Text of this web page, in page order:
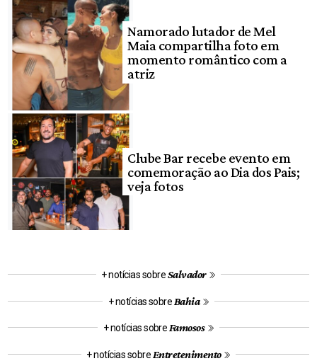
Namorado lutador de Mel
Maia compartilha foto em
momento romântico com a
atriz
Clube Bar recebe evento em
comemoração ao Dia dos Pais;
veja fotos
+ notícias sobreSalvador
+ notícias sobre Bahia
+ notícias sobre Famosos
+ notícias sobre Entretenimento